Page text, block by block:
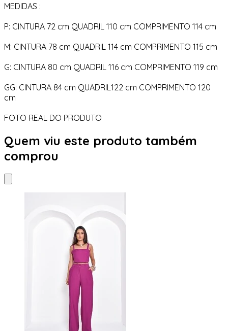
MEDIDAS :
P: CINTURA 72 cm QUADRIL 110 cm COMPRIMENTO 114 cm
M: CINTURA 78 cm QUADRIL 114 cm COMPRIMENTO 115 cm
G: CINTURA 80 cm QUADRIL 116 cm COMPRIMENTO 119 cm
GG: CINTURA 84 cm QUADRIL122 cm COMPRIMENTO 120
cm
FOTO REAL DO PRODUTO
Quem viu este produto também
comprou